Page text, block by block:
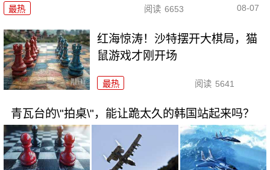
最热 阅读 6653 08-07
红海惊涛！沙特摆开大棋局，猫
鼠游戏才刚开场
最热 阅读 5641
青瓦台的\"拍桌\"，能让跪太久的韩国站起来吗？